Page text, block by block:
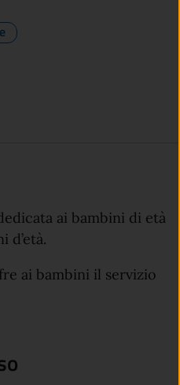
ai bambini di età
d’età.
ai bambini il servizio